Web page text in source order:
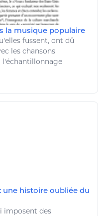
la musique populaire
fussent, ont dû
les chansons
l'échantillonnage
histoire oubliée du
imposent des